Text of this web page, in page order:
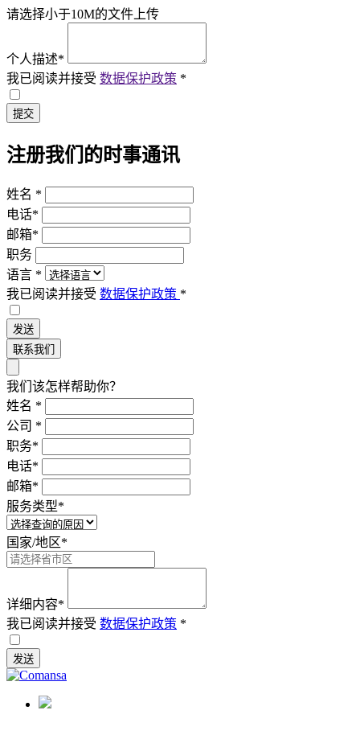
请选择小于10M的文件上传
个人描述*
我已阅读并接受 数据保护政策 *
提交
注册我们的时事通讯
姓名 *
电话*
邮箱*
职务
语言 *
我已阅读并接受 数据保护政策 *
发送
联系我们
我们该怎样帮助你？
姓名 *
公司 *
职务*
电话*
邮箱*
服务类型*
国家/地区*
详细内容*
我已阅读并接受 数据保护政策 *
发送